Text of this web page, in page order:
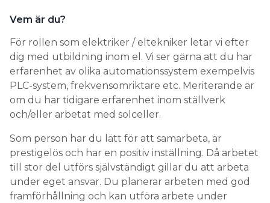
Vem är du?
För rollen som elektriker / eltekniker letar vi efter
dig med utbildning inom el. Vi ser gärna att du har
erfarenhet av olika automationssystem exempelvis
PLC-system, frekvensomriktare etc. Meriterande är
om du har tidigare erfarenhet inom ställverk
och/eller arbetat med solceller.
Som person har du lätt för att samarbeta, är
prestigelös och har en positiv inställning. Då arbetet
till stor del utförs självständigt gillar du att arbeta
under eget ansvar. Du planerar arbeten med god
framförhållning och kan utföra arbete under